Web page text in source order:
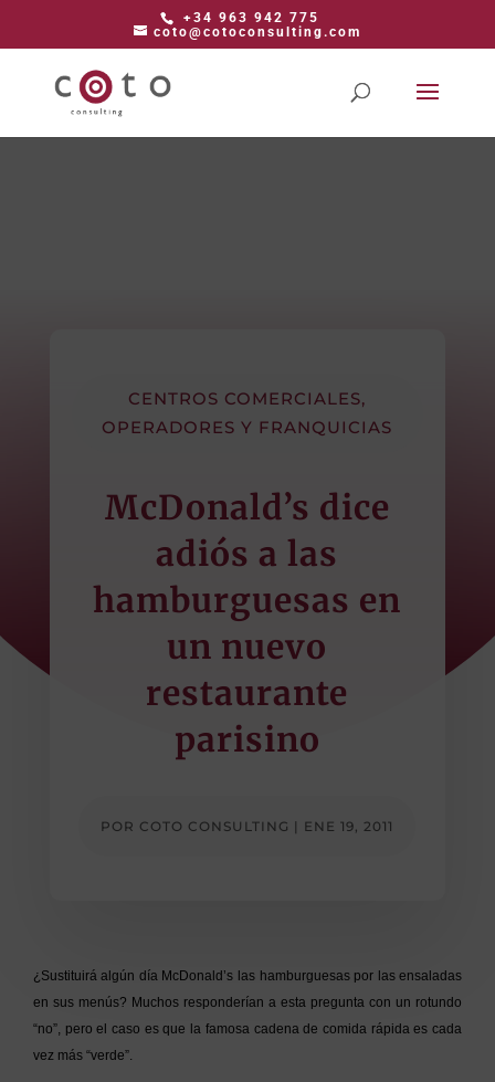
+34 963 942 775
coto@cotoconsulting.com
CENTROS COMERCIALES,
OPERADORES Y FRANQUICIAS
McDonald’s dice
adiós a las
hamburguesas en
un nuevo
restaurante
parisino
POR COTO CONSULTING | ENE 19, 2011
¿Sustituirá algún día McDonald’s las hamburguesas por las ensaladas
en sus menús? Muchos responderían a esta pregunta con un rotundo
“no”, pero el caso es que la famosa cadena de comida rápida es cada
vez más “verde”.